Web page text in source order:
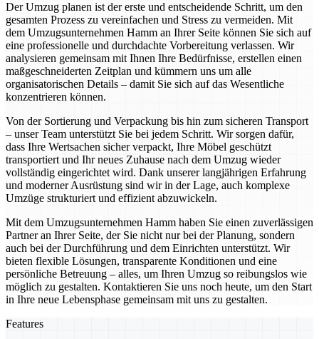
Der Umzug planen ist der erste und entscheidende Schritt, um den
gesamten Prozess zu vereinfachen und Stress zu vermeiden. Mit
dem Umzugsunternehmen Hamm an Ihrer Seite können Sie sich auf
eine professionelle und durchdachte Vorbereitung verlassen. Wir
analysieren gemeinsam mit Ihnen Ihre Bedürfnisse, erstellen einen
maßgeschneiderten Zeitplan und kümmern uns um alle
organisatorischen Details – damit Sie sich auf das Wesentliche
konzentrieren können.
Von der Sortierung und Verpackung bis hin zum sicheren Transport
– unser Team unterstützt Sie bei jedem Schritt. Wir sorgen dafür,
dass Ihre Wertsachen sicher verpackt, Ihre Möbel geschützt
transportiert und Ihr neues Zuhause nach dem Umzug wieder
vollständig eingerichtet wird. Dank unserer langjährigen Erfahrung
und moderner Ausrüstung sind wir in der Lage, auch komplexe
Umzüge strukturiert und effizient abzuwickeln.
Mit dem Umzugsunternehmen Hamm haben Sie einen zuverlässigen
Partner an Ihrer Seite, der Sie nicht nur bei der Planung, sondern
auch bei der Durchführung und dem Einrichten unterstützt. Wir
bieten flexible Lösungen, transparente Konditionen und eine
persönliche Betreuung – alles, um Ihren Umzug so reibungslos wie
möglich zu gestalten. Kontaktieren Sie uns noch heute, um den Start
in Ihre neue Lebensphase gemeinsam mit uns zu gestalten.
Features